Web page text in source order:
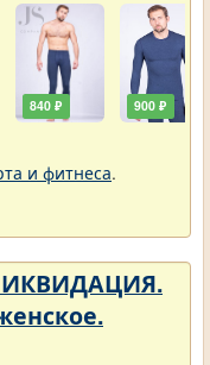
840 ₽ 900 ₽
и фитнеса.